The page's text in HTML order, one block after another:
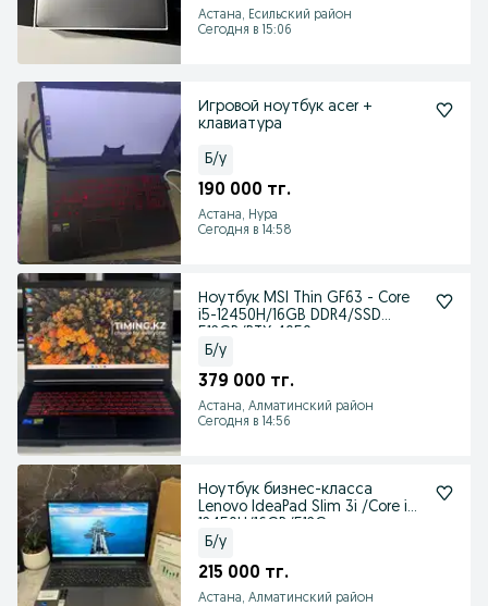
Астана, Есильский район
Сегодня в 15:06
Игровой ноутбук acer +
клавиатура
Б/у
190 000 тг.
Астана, Нура
Сегодня в 14:58
Ноутбук MSI Thin GF63 - Core
i5-12450H/16GB DDR4/SSD
Б/у
379 000 тг.
Астана, Алматинский район
Сегодня в 14:56
Ноутбук бизнес-класса
Lenovo IdeaPad Slim 3i /Core i5-
Б/у
215 000 тг.
Астана, Алматинский район